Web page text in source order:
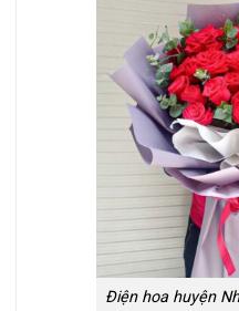
Điện hoa huyện